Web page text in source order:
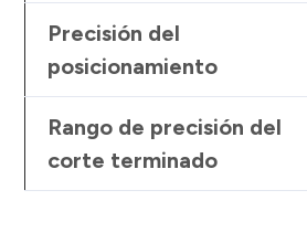
Precisión del
posicionamiento
Rango de precisión del
corte terminado